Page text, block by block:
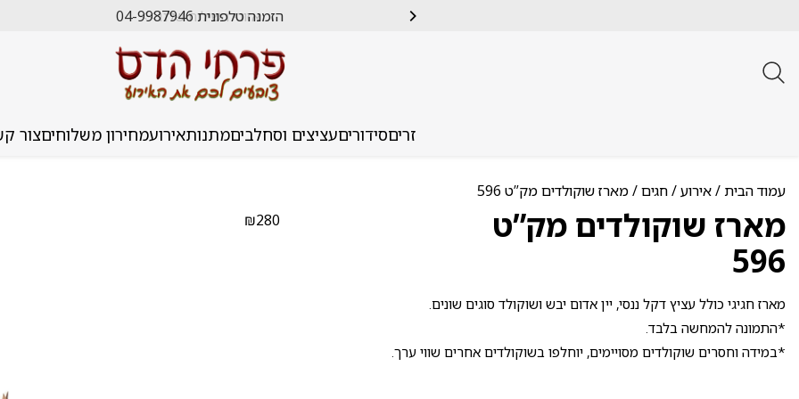
הזמנה טלפונית 04-9987946
זריםסידוריםעציצים וסחלביםמתנותאירועמחירון משלוחיםצור
עמוד הבית /אירוע/חגים/ מארז שוקולדים מק”ט 596
מארז שוקולדים מק”ט
596
₪280
מארז חגיגי כולל עציץ דקל ננסי, יין אדום יבש ושוקולד סוגים שונים.
*התמונה להמחשה בלבד.
*במידה וחסרים שוקולדים מסויימים, יוחלפו בשוקולדים אחרים שווי ערך.